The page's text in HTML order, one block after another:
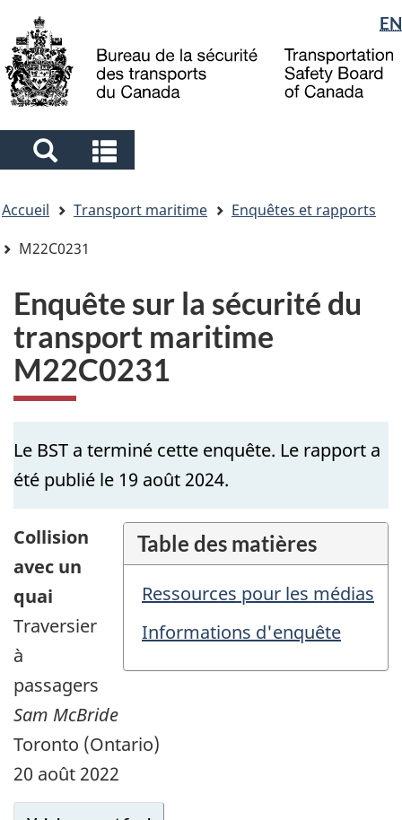
to
main
to
"About
government"
à
la
Sélection
de
la
langue
EN
Search
and
menus
and
menus
êtes
ici
Accueil Transport maritime
Enquêtes et rapports
M22C0231
Enquête sur la sécurité du
transport maritime
M22C0231
Le BST a terminé cette enquête. Le rapport a
été publié le 19 août 2024.
Table des matières
Ressources pour les médias
Informations d'enquête
Collision
avec un
quai
Traversier
à
passagers
Sam McBride
Toronto (Ontario)
20 août 2022